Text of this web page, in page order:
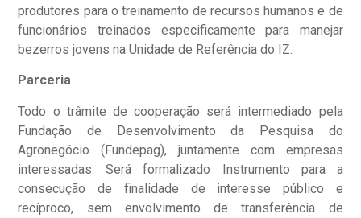
produtores para o treinamento de recursos humanos e de
funcionários treinados especificamente para manejar
bezerros jovens na Unidade de Referência do IZ.
Parceria
Todo o trâmite de cooperação será intermediado pela
Fundação de Desenvolvimento da Pesquisa do
Agronegócio (Fundepag), juntamente com empresas
interessadas. Será formalizado Instrumento para a
consecução de finalidade de interesse público e
recíproco, sem envolvimento de transferência de